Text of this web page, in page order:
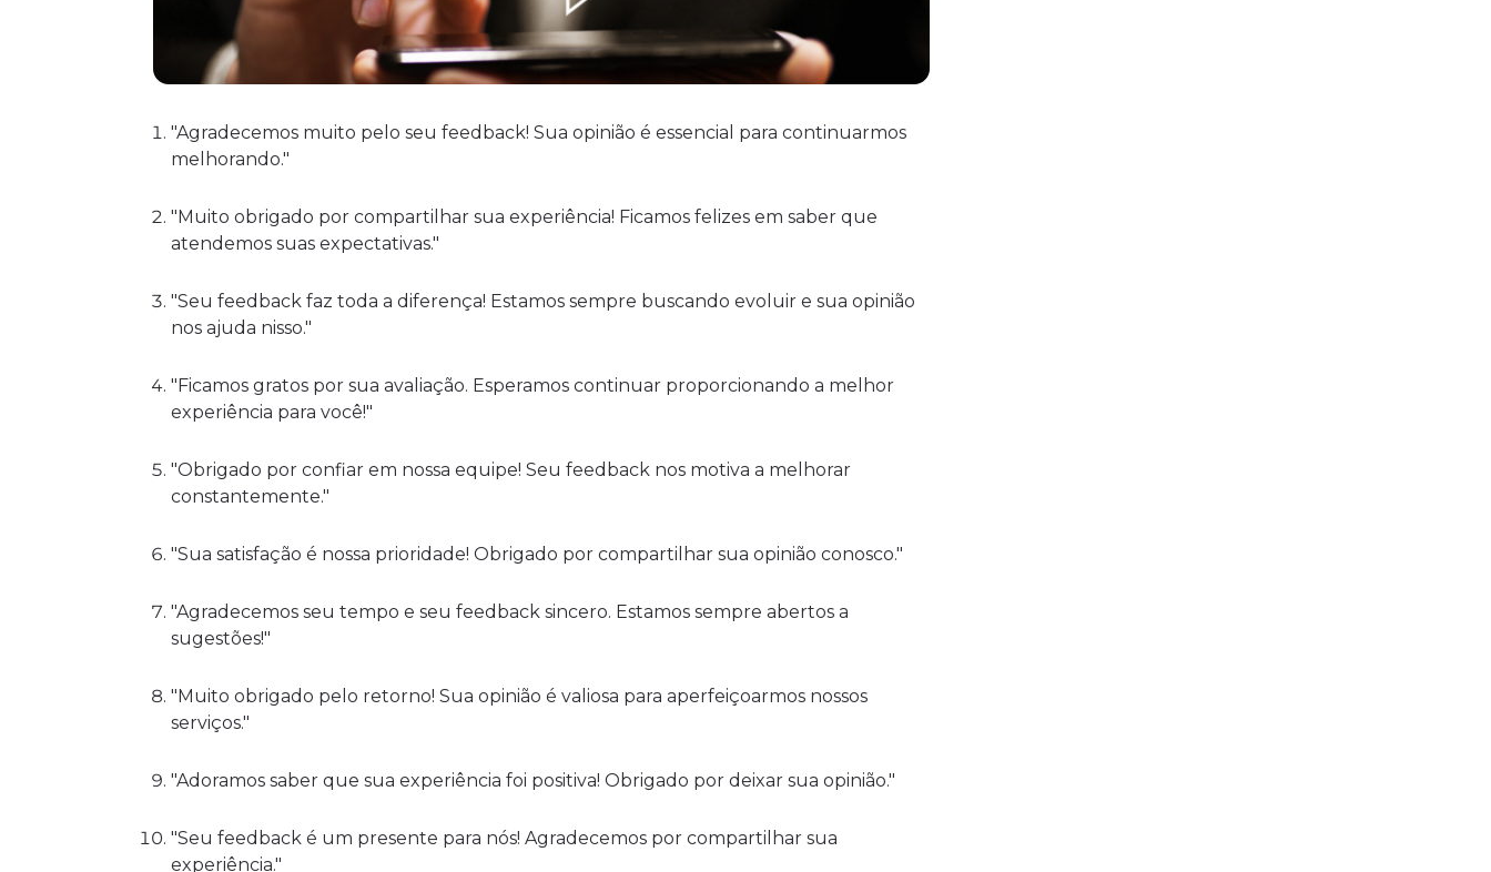
"Agradecemos muito pelo seu feedback! Sua opinião é essencial para continuarmos
melhorando."
"Muito obrigado por compartilhar sua experiência! Ficamos felizes em saber que
atendemos suas expectativas."
"Seu feedback faz toda a diferença! Estamos sempre buscando evoluir e sua opinião
nos ajuda nisso."
"Ficamos gratos por sua avaliação. Esperamos continuar proporcionando a melhor
experiência para você!"
"Obrigado por confiar em nossa equipe! Seu feedback nos motiva a melhorar
constantemente."
"Sua satisfação é nossa prioridade! Obrigado por compartilhar sua opinião conosco."
"Agradecemos seu tempo e seu feedback sincero. Estamos sempre abertos a
sugestões!"
"Muito obrigado pelo retorno! Sua opinião é valiosa para aperfeiçoarmos nossos
serviços."
"Adoramos saber que sua experiência foi positiva! Obrigado por deixar sua opinião."
"Seu feedback é um presente para nós! Agradecemos por compartilhar sua
experiência."